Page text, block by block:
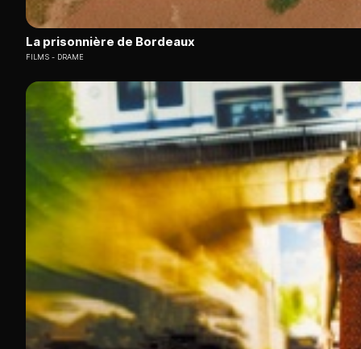
La prisonnière de Bordeaux
FILMS DRAME